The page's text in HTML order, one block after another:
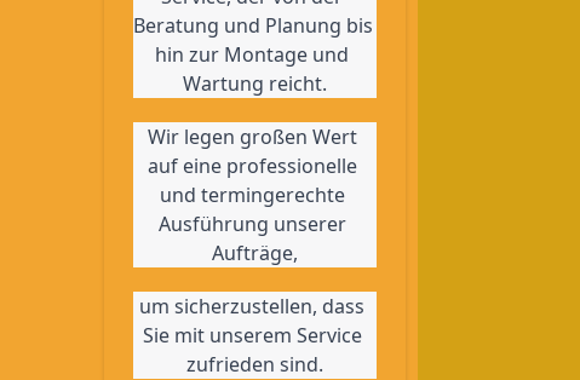
Beratung und Planung bis
hin zur Montage und
Wartung reicht.
Wir legen großen Wert
auf eine professionelle
und termingerechte
Ausführung unserer
Aufträge,
um sicherzustellen, dass
Sie mit unserem Service
zufrieden sind.